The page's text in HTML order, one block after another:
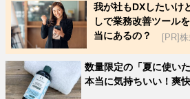
我が社もDXしたいけ
しで業務改善ツール
当にあるの？
[PR]
数量限定の「夏に使い
本当に気持ちいい！爽